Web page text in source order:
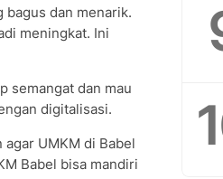
bagus dan menarik.
meningkat. Ini
semangat dan mau
digitalisasi.
UMKM di Babel
Babel bisa mandiri